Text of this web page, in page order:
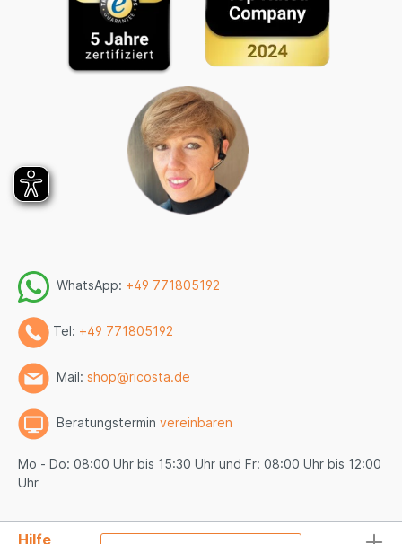
WhatsApp: +49 771805192
Tel: +49 771805192
Mail: shop@ricosta.de
Beratungstermin vereinbaren
Mo - Do: 08:00 Uhr bis 15:30 Uhr und Fr: 08:00 Uhr bis 12:00
Uhr
Hilfe